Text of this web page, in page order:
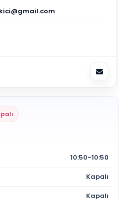
10:50-10:50
Kapalı
Kapalı